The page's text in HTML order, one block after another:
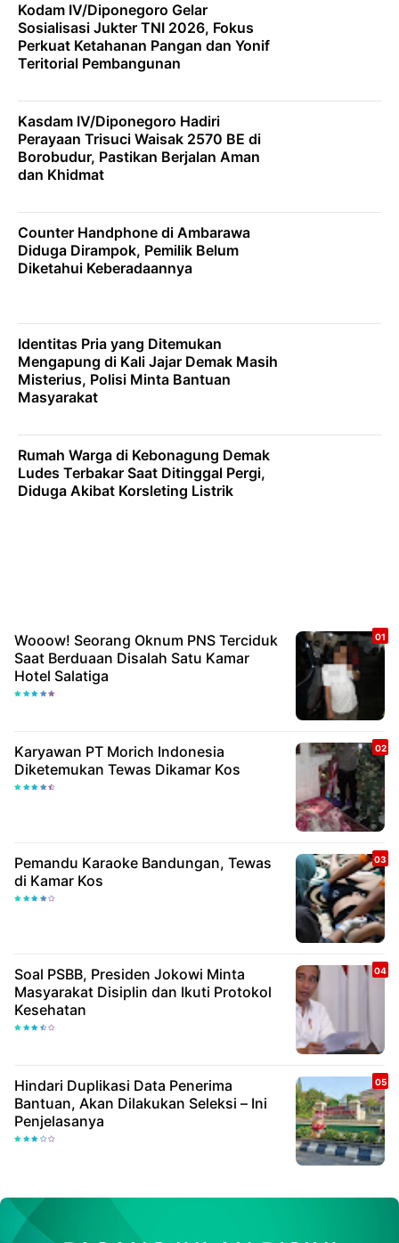
Kodam IV/Diponegoro Gelar
Sosialisasi Jukter TNI 2026, Fokus
Perkuat Ketahanan Pangan dan Yonif
Teritorial Pembangunan
Kasdam IV/Diponegoro Hadiri
Perayaan Trisuci Waisak 2570 BE di
Borobudur, Pastikan Berjalan Aman
dan Khidmat
Counter Handphone di Ambarawa
Diduga Dirampok, Pemilik Belum
Diketahui Keberadaannya
Identitas Pria yang Ditemukan
Mengapung di Kali Jajar Demak Masih
Misterius, Polisi Minta Bantuan
Masyarakat
Rumah Warga di Kebonagung Demak
Ludes Terbakar Saat Ditinggal Pergi,
Diduga Akibat Korsleting Listrik
Wooow! Seorang Oknum PNS Terciduk
Saat Berduaan Disalah Satu Kamar
Hotel Salatiga
Karyawan PT Morich Indonesia
Diketemukan Tewas Dikamar Kos
Pemandu Karaoke Bandungan, Tewas
di Kamar Kos
Soal PSBB, Presiden Jokowi Minta
Masyarakat Disiplin dan Ikuti Protokol
Kesehatan
Hindari Duplikasi Data Penerima
Bantuan, Akan Dilakukan Seleksi – Ini
Penjelasanya